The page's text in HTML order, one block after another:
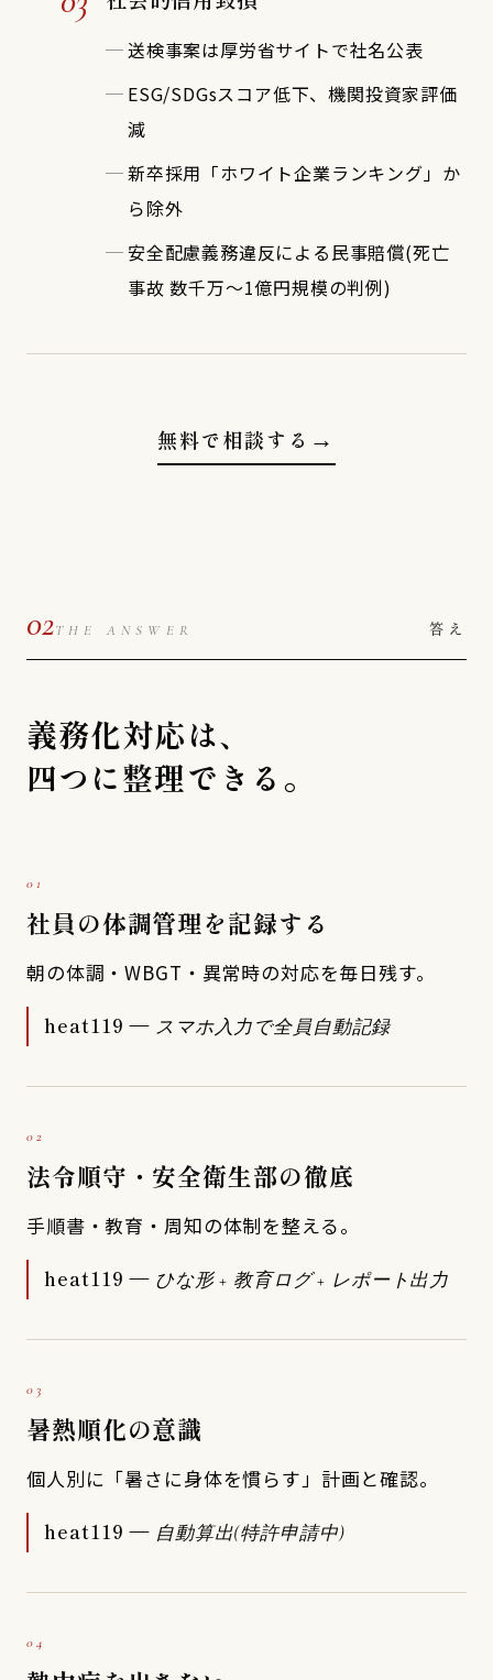
送検事案は厚労省サイトで社名公表
ESG/SDGsスコア低下、機関投資家評価
減
新卒採用「ホワイト企業ランキング」か
ら除外
安全配慮義務違反による民事賠償(死亡
事故 数千万〜1億円規模の判例)
無料で相談する →
02THE ANSWER 答え
義務化対応は、
四つに整理できる。
01
社員の体調管理を記録する
朝の体調・WBGT・異常時の対応を毎日残す。
heat119 — スマホ入力で全員自動記録
02
法令順守・安全衛生部の徹底
手順書・教育・周知の体制を整える。
heat119 — ひな形 + 教育ログ + レポート出力
03
暑熱順化の意識
個人別に「暑さに身体を慣らす」計画と確認。
heat119 — 自動算出(特許申請中)
04